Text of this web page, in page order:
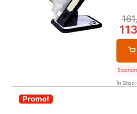
În Stoc
-30%
Promo!